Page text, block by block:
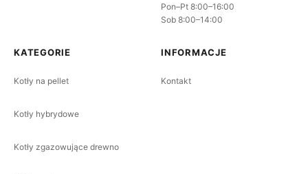
Pon–Pt 8:00–16:00
Sob 8:00–14:00
KATEGORIE
Kotły na pellet
Kotły hybrydowe
Kotły zgazowujące drewno
INFORMACJE
Kontakt